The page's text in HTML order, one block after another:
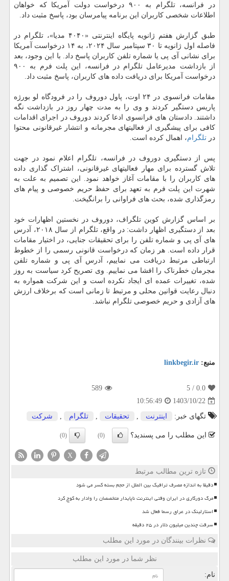
در فرانسه، تلگرام به ۹۰۰ درخواست دولت آمریکا که خواهان
اطلاعات شخصی کاربران این برنامه پیامرسان بود، پاسخ مثبت داد.
طبق گزارش هفتم ژانویه پایگاه اینترنتی «۴۰۴۰ مدیا»، تلگرام در
فاصله اول ژانویه تا ۳۰ سپتامبر سال ۲۰۲۴، به ۱۴ درخواست آمریکا
برای نشانی آی پی یا شماره تلفن کاربران پاسخ داد. با این وجود، بعد
از بازداشت مدیرعامل تلگرام در فرانسه، این پلت فرم به ۹۰۰
درخواست آمریکا برای دریافت داده های کاربران، پاسخ مثبت داد.
مقامات فرانسوی در ۲۴ اوت، پاول دوروف را در فرودگاه لو بورژه
پاریس دستگیر کردند و وی را به مدت چهار روز در بازداشت نگه
داشتند. دادستان های فرانسوی ادعا کردند دوروف در اجرای اقدامات
کافی برای پیشگیری از فعالیتهای مجرمانه و انتشار غیرقانونی محتوا
در تلگرام، اهمال کرده است.
پس از دستگیری دوروف در فرانسه، تلگرام اعلام نمود در جهت
تلاش گسترده برای مهار فعالیتهای غیرقانونی، اشتراک گذاری داده
های کاربران را با مقامات آغاز خواهد نمود. این تصمیم به علت به
شهرت این پلت فرم به تعهد برای حفظ حریم خصوصی و پیام های
رمزگذاری شده، بحث های فراوانی را برانگیخت.
بر اساس گزارش کوین تلگراف، دوروف در نخستین اظهارات خود
بعد از دستگیری اظهار داشت: در واقع، تلگرام از سال ۲۰۱۸، آدرس
های آی پی و شماره تلفن را برای تحقیقات جنایی، در اختیار مقامات
قرار داده است. هر زمان که درخواست قانونی رسمی را از خطوط
ارتباطی مرتبط دریافت می نماییم، آدرس آی پی و شماره تلفن
مجرمان خطرناک را افشا می نماییم. وی تصریح کرد سیاست به روز
شده، تغییرات عمده ای ایجاد نکرده است و این شرکت همواره به
دنبال رعایت قوانین محلی و مرتبط تا زمانی است که برخلاف ارزش
های آزادی و حریم خصوصی تلگرام نباشد.
منبع: linkbegir.ir
0.0
/ 5
589
1403/10/22
10:56:49
تگهای خبر:
اینترنت , تحقیقات , تلگرام , شركت
این مطلب را می پسندید؟ (0)
(0)
X
تازه ترین مطالب مرتبط
دقیقا به اندازه مصرف ترافیک بین الملل از حجم بسته کسر می شود
مرگ دورکاری در ایران وقتی اینترنت ناپایدار متخصصان را وادار به کوچ کرد
استارلینک در عراق رسما فعال شد
سرقت چندین میلیون دلار در ۲۵ دقیقه
نظرات بینندگان در مورد این مطلب
نظر شما در مورد این مطلب
نام: